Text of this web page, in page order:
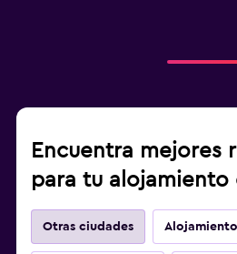
Encuentra mejores
para tu alojamiento
Otras ciudades